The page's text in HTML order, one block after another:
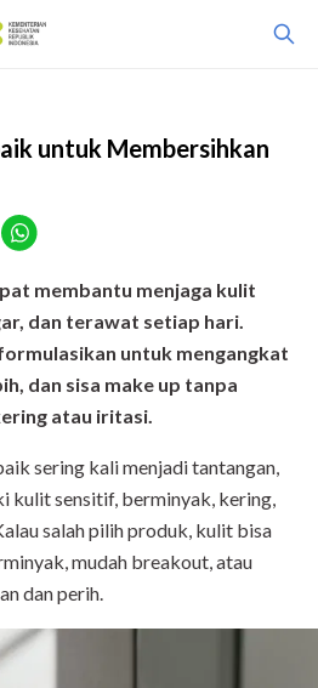
untuk Membersihkan
membantu menjaga kulit
dan terawat setiap hari.
untuk mengangkat
dan sisa make up tanpa
atau iritasi.
sering kali menjadi tantangan,
kulit sensitif, berminyak, kering,
salah pilih produk, kulit bisa
mudah breakout, atau
dan perih.